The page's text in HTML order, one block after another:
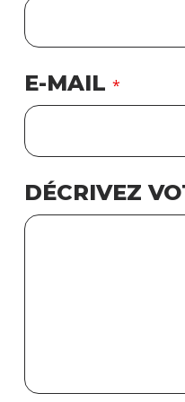
E-MAIL *
DÉCRIVEZ